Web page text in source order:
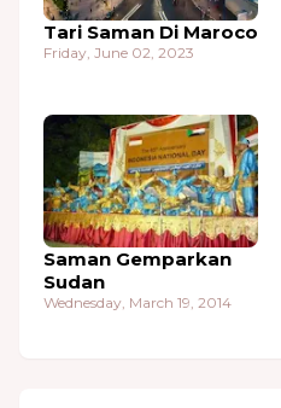
Tari Saman Di Maroco
Friday, June 02, 2023
Saman Gemparkan
Sudan
Wednesday, March 19, 2014